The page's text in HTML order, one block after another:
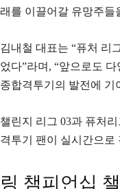
래를 이끌어갈 유망주들
김내철 대표는 “퓨처 리
었다”라며, “앞으로도
종합격투기의 발전에 기
챌린지 리그 03과 퓨처
격투기 팬이 실시간으로
링 챔피언십